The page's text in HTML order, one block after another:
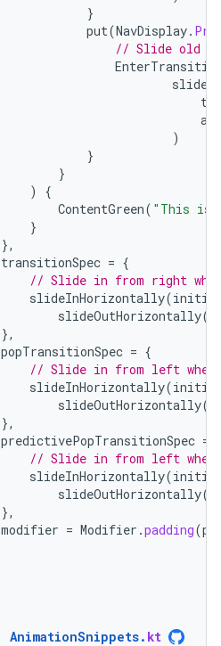
}
put(NavDisplay.
// Slide old
)
}
}
)
{
ContentGreen( "This is
}
},
transitionSpec = {
// Slide in from right
slideInHorizontally(
slideOutHorizontally(
},
popTransitionSpec = {
// Slide in from left when
slideInHorizontally(
slideOutHorizontally(
},
predictivePopTransitionSpec =
// Slide in from left when
slideInHorizontally(
slideOutHorizontally(
},
modifier = Modifier .padding(
AnimationSnippets. kt